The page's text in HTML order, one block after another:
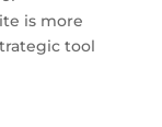
is more
tool